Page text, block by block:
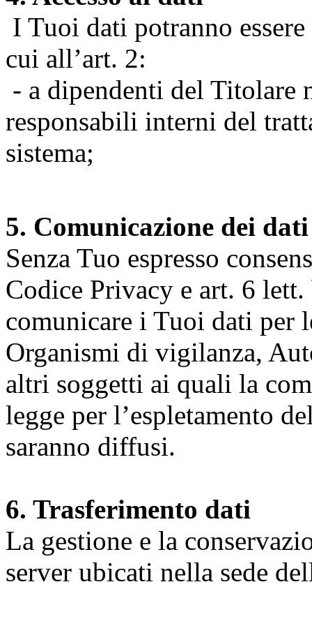
I Tuoi dati potranno
cui all’art. 2:
- a dipendenti del Titolare
responsabili interni del
sistema;
5. Comunicazione dei dati
Senza Tuo espresso
Codice Privacy e art. 6
comunicare i Tuoi dati per
Organismi di vigilanza,
altri soggetti ai quali la
legge per l’espletamento
saranno diffusi.
6. Trasferimento dati
La gestione e la
server ubicati nella sede